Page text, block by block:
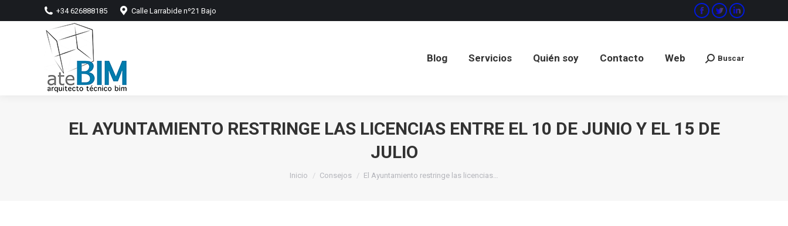
+34 626888185 Calle Larrabide nº21 Bajo
Facebook
TwitterLinkedin
Blog Servicios Quién soy Contacto Web Buscar:
Buscar
EL AYUNTAMIENTO RESTRINGE LAS LICENCIAS ENTRE EL 10 DE JUNIO Y EL 15 DE
JULIO
Estás aquí:
Inicio Consejos El Ayuntamiento restringe las licencias…
Blog Servicios Quién soy Contacto Web Buscar:
Buscar